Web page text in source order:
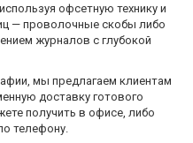
офсетную технику и
— проволочные скобы либо
журналов с глубокой
мы предлагаем клиентам
доставку готового
получить в офисе, либо
телефону.